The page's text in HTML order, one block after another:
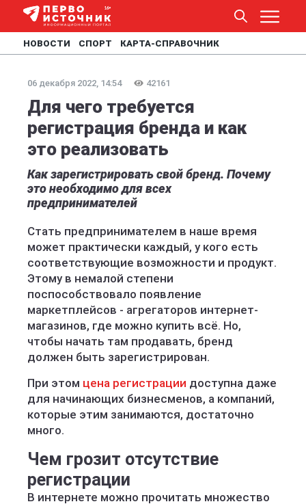
НОВОСТИ СПОРТ КАРТА-СПРАВОЧНИК
06 декабря 2022, 14:54 42161
Для чего требуется
регистрация бренда и как
это реализовать
Как зарегистрировать свой бренд. Почему
это необходимо для всех
предпринимателей
Стать предпринимателем в наше время
может практически каждый, у кого есть
соответствующие возможности и продукт.
Этому в немалой степени
поспособствовало появление
маркетплейсов - агрегаторов интернет-
магазинов, где можно купить всё. Но,
чтобы начать там продавать, бренд
должен быть зарегистрирован.
При этом цена регистрации доступна даже
для начинающих бизнесменов, а компаний,
которые этим занимаются, достаточно
много.
Чем грозит отсутствие
регистрации
В интернете можно прочитать множество